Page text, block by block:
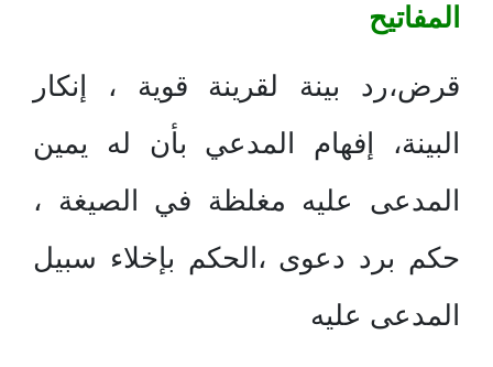
المفاتيح
قرض،رد بينة لقرينة قوية ، إنكار
البينة، إفهام المدعي بأن له يمين
المدعى عليه مغلظة في الصيغة ،
حكم برد دعوى ،الحكم بإخلاء سبيل
المدعى عليه